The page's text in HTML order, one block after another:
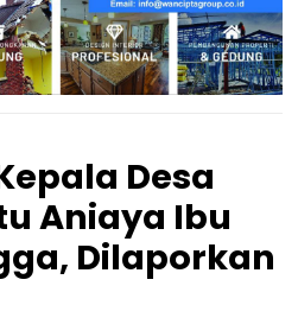
Desa
Aniaya Ibu
Dilaporkan